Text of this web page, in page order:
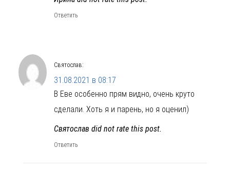
Ответить
Святослав:
31.08.2021 в 08:17
В Еве особенно прям видно, очень круто
сделали. Хоть я и парень, но я оценил)
Святослав did not rate this post.
Ответить